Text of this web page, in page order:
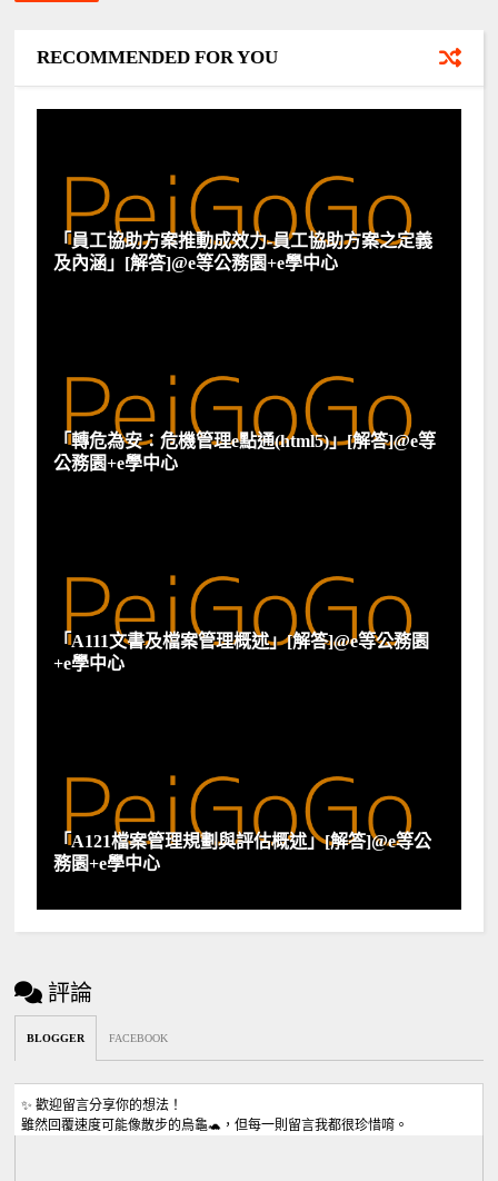
RECOMMENDED FOR YOU
「員工協助方案推動成效力-員工協助方案之定義
及內涵」[解答]@e等公務園+e學中心
「轉危為安：危機管理e點通(html5)」[解答]@e等
公務園+e學中心
「A111文書及檔案管理概述」[解答]@e等公務園
+e學中心
「A121檔案管理規劃與評估概述」[解答]@e等公
務園+e學中心
評論
BLOGGER FACEBOOK
✨ 歡迎留言分享你的想法！
雖然回覆速度可能像散步的烏龜🐢，但每一則留言我都很珍惜唷。